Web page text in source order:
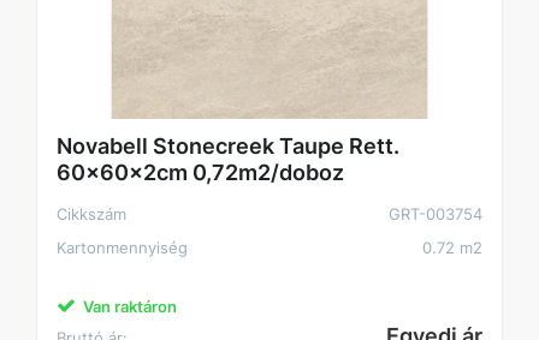
Novabell Stonecreek Taupe Rett.
60x60x2cm 0,72m2/doboz
Cikkszám
GRT-003754
Kartonmennyiség
0.72 m2
Van raktáron